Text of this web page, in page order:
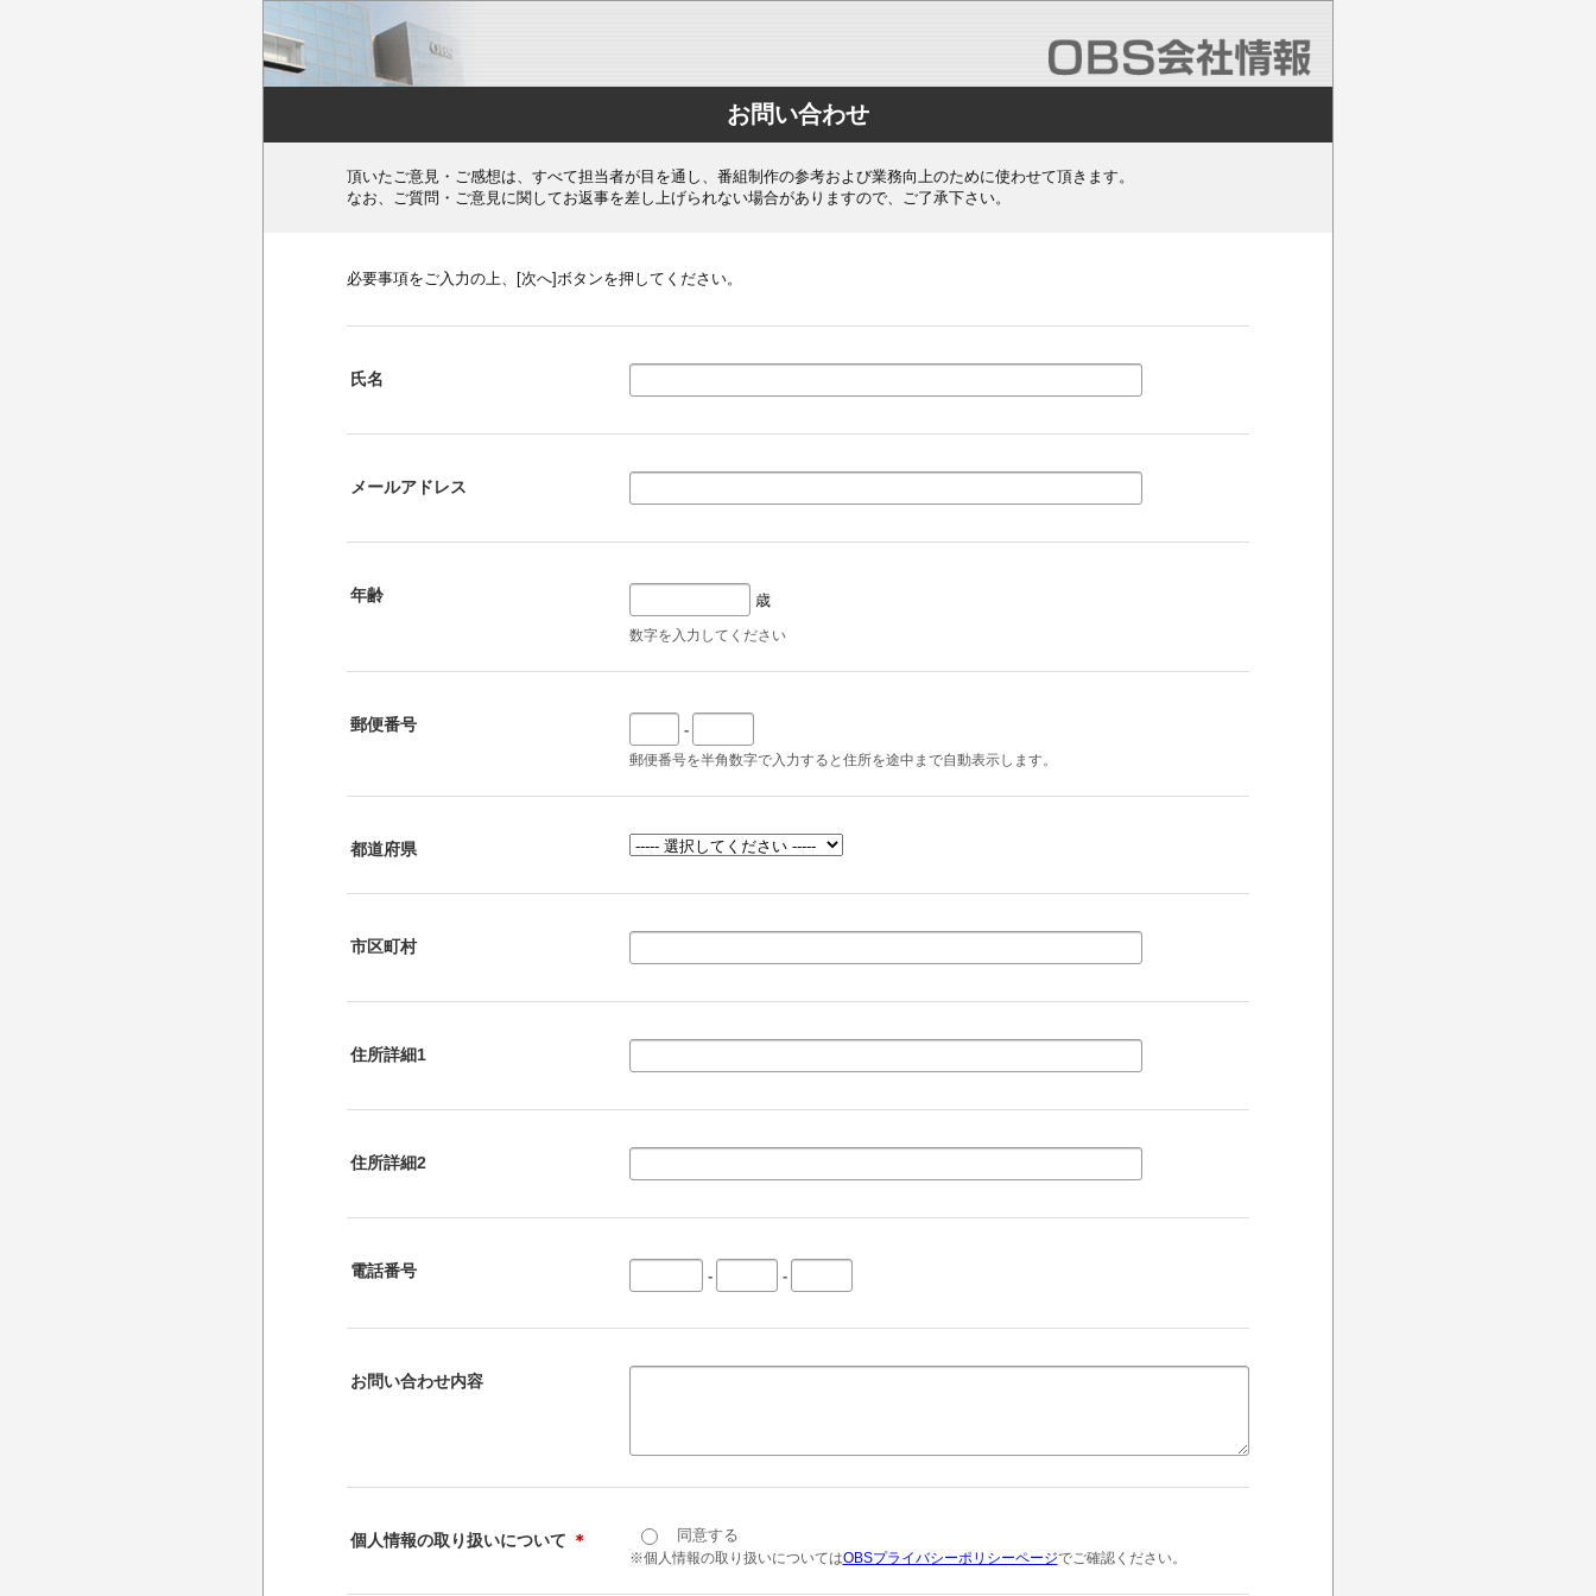
お問い合わせ
頂いたご意見・ご感想は、すべて担当者が目を通し、番組制作の参考および業務向上のために使わせて頂きます。
なお、ご質問・ご意見に関してお返事を差し上げられない場合がありますので、ご了承下さい。
必要事項をご入力の上、[次へ]ボタンを押してください。
氏名
メールアドレス
年齢 歳
数字を入力してください
郵便番号 -
郵便番号を半角数字で入力すると住所を途中まで自動表示します。
都道府県
市区町村
住所詳細1
住所詳細2
電話番号 - -
お問い合わせ内容
個人情報の取り扱いについて ＊ 同意する
※個人情報の取り扱いについてはOBSプライバシーポリシーページでご確認ください。